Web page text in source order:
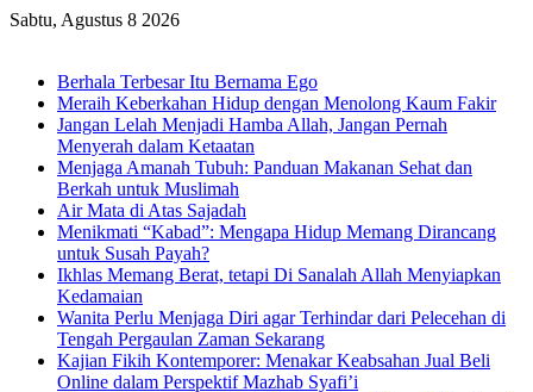
Sabtu, Agustus 8 2026
Berhala Terbesar Itu Bernama Ego
Meraih Keberkahan Hidup dengan Menolong Kaum Fakir
Jangan Lelah Menjadi Hamba Allah, Jangan Pernah
Menyerah dalam Ketaatan
Menjaga Amanah Tubuh: Panduan Makanan Sehat dan
Berkah untuk Muslimah
Air Mata di Atas Sajadah
Menikmati “Kabad”: Mengapa Hidup Memang Dirancang
untuk Susah Payah?
Ikhlas Memang Berat, tetapi Di Sanalah Allah Menyiapkan
Kedamaian
Wanita Perlu Menjaga Diri agar Terhindar dari Pelecehan di
Tengah Pergaulan Zaman Sekarang
Kajian Fikih Kontemporer: Menakar Keabsahan Jual Beli
Online dalam Perspektif Mazhab Syafi’i